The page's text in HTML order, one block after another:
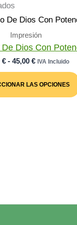
Impresión
Dios Con
€ - 45,00 €Rango
Desde
10,00 €
IVA Incluido
LAS OPCIONES